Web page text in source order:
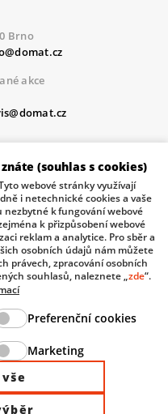
Brno
akce
údajích.
Fund and The
the Czech Republic
Control System s.r.o. |
All rights reserved |
Site by ©dmpCMS
(souhlas s cookies)
webové stránky využívají
i netechnické cookies a vaše
nezbytné k fungování webové
k přizpůsobení webové
reklam a analytice. Pro sběr a
osobních údajů nám můžete
právech, zpracování osobních
souhlasů, naleznete „zde“.
Preferenční cookies
Marketing